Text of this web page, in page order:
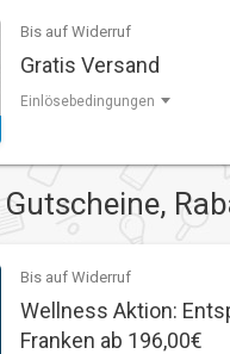
Bis auf Widerruf
Gratis Versand
Einlösebedingungen
Bis auf Widerruf
Wellness Aktion:
Franken ab 196,00€